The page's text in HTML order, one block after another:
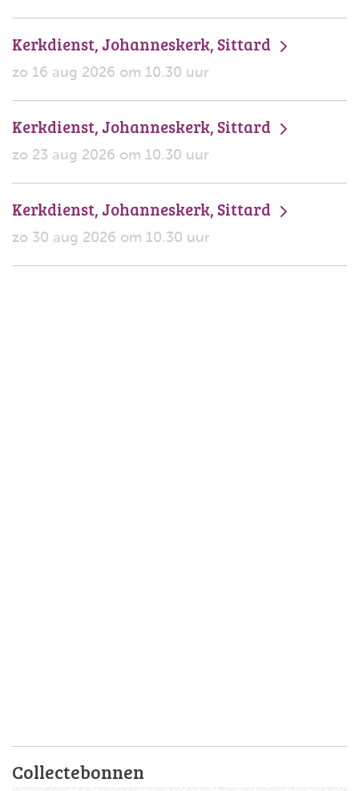
Kerkdienst, Johanneskerk, Sittard
zo 16 aug 2026 om 10.30 uur
Kerkdienst, Johanneskerk, Sittard
zo 23 aug 2026 om 10.30 uur
Kerkdienst, Johanneskerk, Sittard
zo 30 aug 2026 om 10.30 uur
Collectebonnen